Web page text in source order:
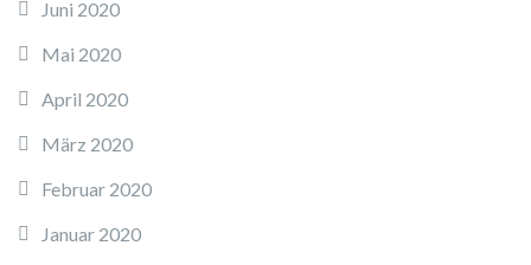
Juni 2020
Mai 2020
April 2020
März 2020
Februar 2020
Januar 2020